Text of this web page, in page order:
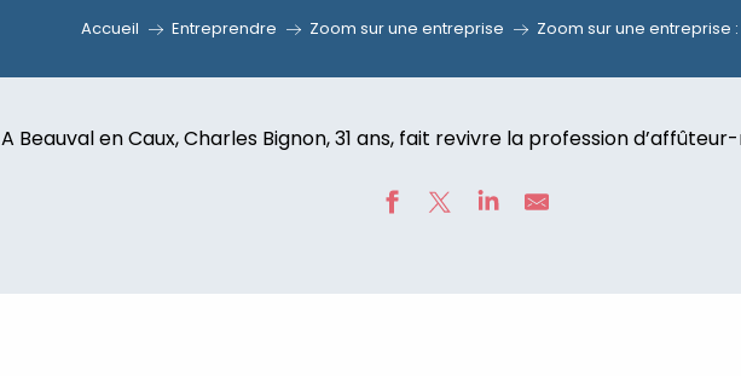
Accueil Entreprendre Zoom sur une entreprise Zoom sur une entreprise
A Beauval en Caux, Charles Bignon, 31 ans, fait revivre la profession